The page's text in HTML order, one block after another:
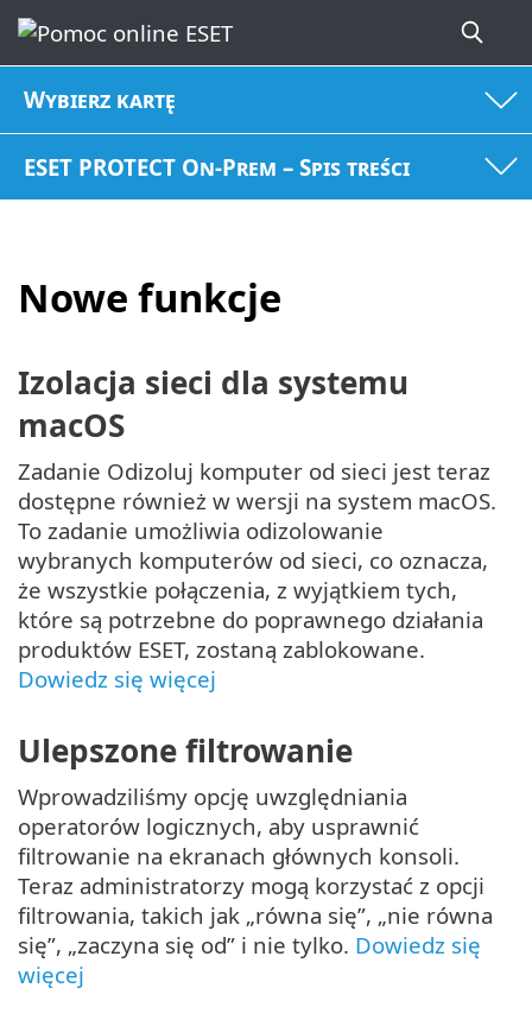
Wybierz kartę
ESET PROTECT On-Prem – Spis treści
Nowe funkcje
Izolacja sieci dla systemu
macOS
Zadanie Odizoluj komputer od sieci jest teraz
dostępne również w wersji na system macOS.
To zadanie umożliwia odizolowanie
wybranych komputerów od sieci, co oznacza,
że wszystkie połączenia, z wyjątkiem tych,
które są potrzebne do poprawnego działania
produktów ESET, zostaną zablokowane.
Dowiedz się więcej
Ulepszone filtrowanie
Wprowadziliśmy opcję uwzględniania
operatorów logicznych, aby usprawnić
filtrowanie na ekranach głównych konsoli.
Teraz administratorzy mogą korzystać z opcji
filtrowania, takich jak „równa się”, „nie równa
się”, „zaczyna się od” i nie tylko. Dowiedz się
więcej